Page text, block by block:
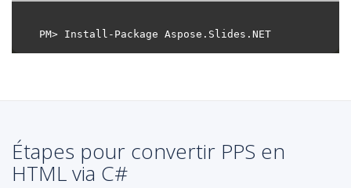
Étapes pour convertir PPS en
HTML via C#